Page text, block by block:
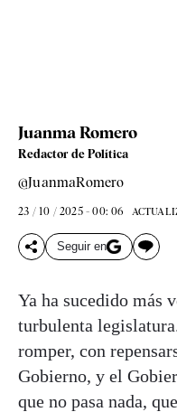
Juanma Romero
Redactor de Política
@JuanmaRomero
23 / 10 / 2025 - 00: 06
Seguir en
Ya ha sucedido más
turbulenta
romper, con
Gobierno, y el
que no pasa nada,